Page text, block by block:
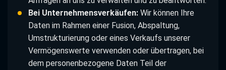
Bei Unternehmensverkäufen:Wir können Ihre
Daten im Rahmen einer Fusion, Abspaltung,
Umstrukturierung oder eines Verkaufs unserer
Vermögenswerte verwenden oder übertragen, bei
dem personenbezogene Daten Teil der